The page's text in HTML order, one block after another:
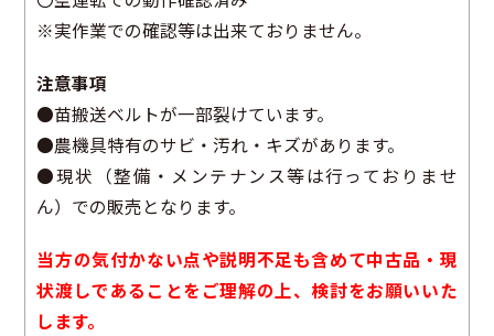
※実作業での確認等は出来ておりません。
注意事項
●苗搬送ベルトが一部裂けています。
●農機具特有のサビ・汚れ・キズがあります。
●現状（整備・メンテナンス等は行っておりませ
ん）での販売となります。
当方の気付かない点や説明不足も含めて中古品・現
状渡しであることをご理解の上、検討をお願いいた
します。